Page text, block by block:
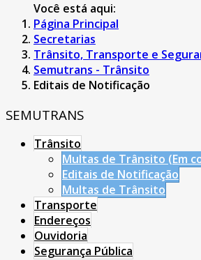
Você está aqui:
Página Principal
Secretarias
Trânsito, Transporte e
Semutrans - Trânsito
Editais de Notificação
SEMUTRANS
Trânsito
Multas de Trânsito (Em
Editais de Notificação
Multas de Trânsito
Transporte
Endereços
Ouvidoria
Segurança Pública